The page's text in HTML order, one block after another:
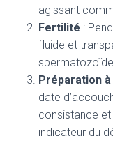
agissant
Fertilité :
fluide et
Préparation
date
consistance et
indicateur du